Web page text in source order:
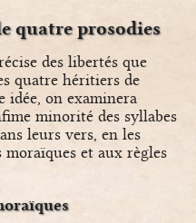
quatre prosodies
des libertés que
quatre héritiers de
idée, on examinera
minorité des syllabes
leurs vers, en les
et aux règles